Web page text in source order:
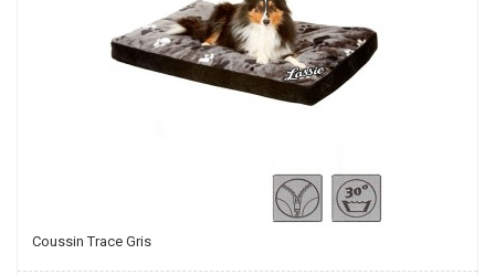
Coussin Trace Gris